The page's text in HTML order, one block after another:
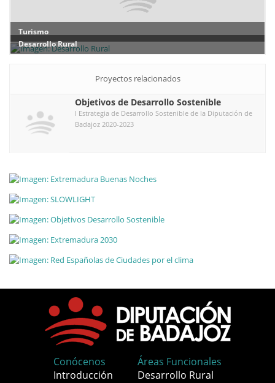
Turismo
Desarrollo Rural
Proyectos relacionados
Objetivos de Desarrollo Sostenible
I Estrategia de Desarrollo Sostenible de la Diputación de
Badajoz 2020-2023
Conócenos
Introducción
Áreas Funcionales
Desarrollo Rural